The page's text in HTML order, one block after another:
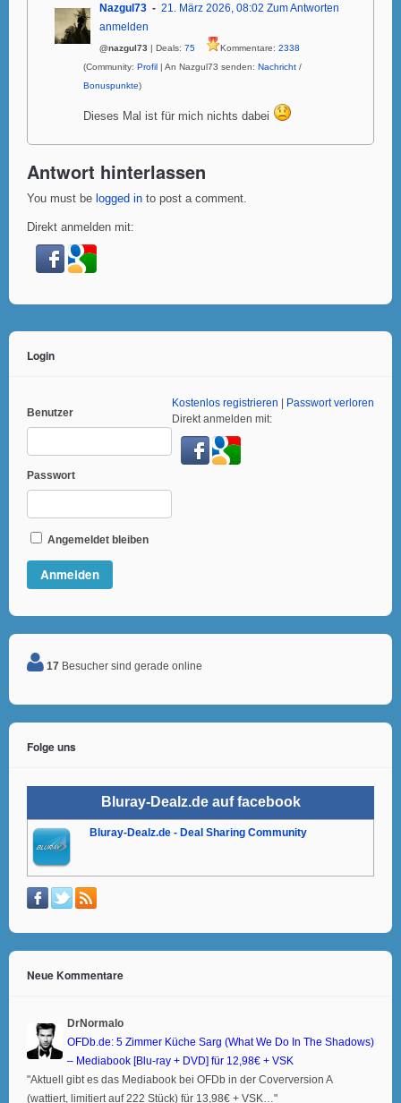
Nazgul73 21. März 2026, 08:02 Zum Antworten
anmelden
@nazgul73 | Deals: 75 Kommentare: 2338
(Community: Profil | An Nazgul73 senden: Nachricht /
Bonuspunkte)
Dieses Mal ist für mich nichts dabei
Antwort hinterlassen
You must be logged in to post a comment.
Direkt anmelden mit:
Login
Benutzer
Passwort
Angemeldet bleiben
Kostenlos registrieren | Passwort verloren
Direkt anmelden mit:
17 Besucher sind gerade online
Folge uns
Bluray-Dealz.de auf facebook
Bluray-Dealz.de - Deal Sharing Community
Neue Kommentare
DrNormalo
OFDb.de: 5 Zimmer Küche Sarg (What We Do In The Shadows)
– Mediabook [Blu-ray + DVD] für 12,98€ + VSK
"Aktuell gibt es das Mediabook bei OFDb in der Coverversion A
(wattiert, limitiert auf 222 Stück) für 13,98€ + VSK…"